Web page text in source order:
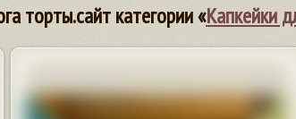
торты.сайт категории «Капкейки